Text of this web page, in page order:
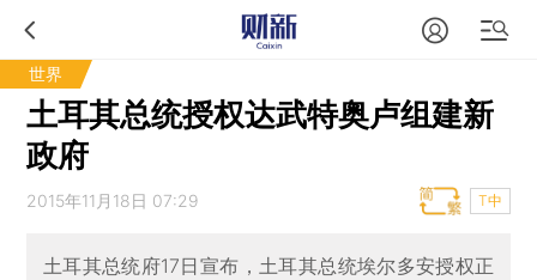
世界
土耳其总统授权达武特奥卢组建新
政府
2015年11月18日 07:29 T中
土耳其总统府17日宣布，土耳其总统埃尔多安授权正